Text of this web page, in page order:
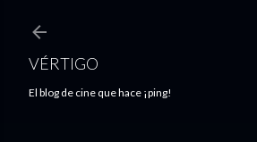
VÉRTIGO
El blog de cine que hace ¡ping!